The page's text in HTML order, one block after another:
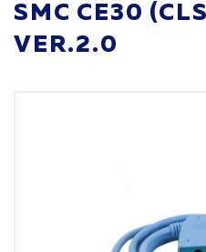
SMC CE30
VER.2.0